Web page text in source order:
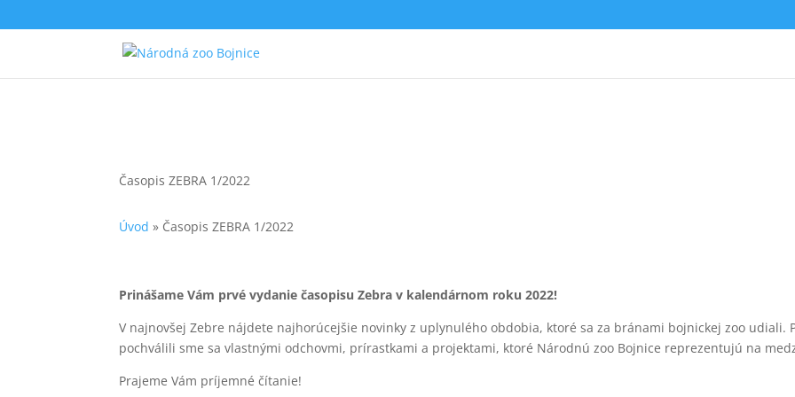
Časopis ZEBRA 1/2022
Úvod » Časopis ZEBRA 1/2022
Prinášame Vám prvé vydanie časopisu Zebra v kalendárnom roku 2022!
V najnovšej Zebre nájdete najhorúcejšie novinky z uplynulého obdobia, ktoré sa za bránami bojnickej zoo udiali.
pochválili sme sa vlastnými odchovmi, prírastkami a projektami, ktoré Národnú zoo Bojnice reprezentujú na
Prajeme Vám príjemné čítanie!